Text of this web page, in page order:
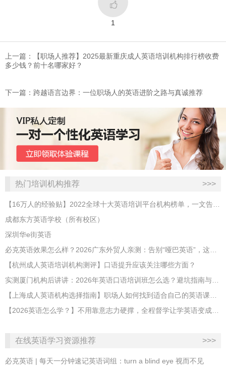

1
上一篇：【职场人推荐】2025最新重庆成人英语培训机构排行榜收费
多少钱？前十名哪家好？
下一篇：跨越语言边界：一位职场人的英语进阶之路与真诚推荐
热门培训机构推荐 >>>
【16万人的经验贴】2022全球十大英语培训平台机构榜单，一文告诉你
成都东方英语学校（所有校区）
深圳华e街英语
必克英语效果怎么样？2026广东外贸人亲测：告别“哑巴英语”，这才是成年人最高效的自救指南！
【杭州成人英语培训机构测评】口语提升应该关注哪些方面？
实测厦门机构后讲讲：2026年英语口语培训班怎么选？避坑指南与高效学习新范式
【上海成人英语机构选择指南】职场人如何找到适合自己的英语课程？
【2026英语怎么学？】不用靠意志力硬撑，全程督学让学英语变成日常习惯
在线英语学习资源推荐 >>>
必克英语 | 每天一分钟速记英语词组：turn a blind eye 视而不见